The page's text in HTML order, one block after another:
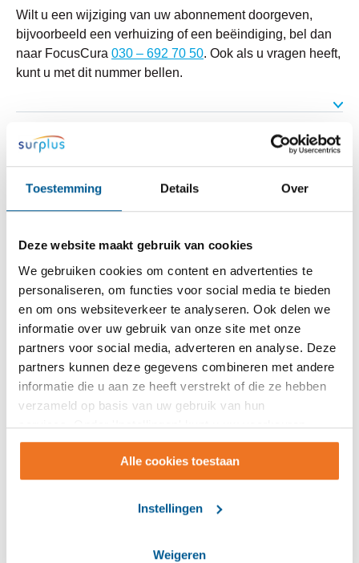
Toestemming Details Over
Deze website maakt gebruik van cookies
We gebruiken cookies om content en advertenties te
personaliseren, om functies voor social media te bieden
en om ons websiteverkeer te analyseren. Ook delen we
informatie over uw gebruik van onze site met onze
partners voor social media, adverteren en analyse. Deze
partners kunnen deze gegevens combineren met andere
informatie die u aan ze heeft verstrekt of die ze hebben
verzameld op basis van uw gebruik van hun
services. Onder 'Instellingen' kunt u uw voorkeuren
wijzigen.
Alle cookies toestaan
Instellingen
Weigeren
Bij u thuis
Cliëntinformatie
Buddyhulp
Klussendienst / Repair Café
Maaltijdenservice
Personenalarmering en sleutelkluis
Thuisbegeleiding
Thuisondersteuning
Wijkverpleging
Volledig pakket thuis
Vrijwilligers Palliatieve Terminale Zorg
Tarieven particulier en PGB
Wilt u een wijziging van uw abonnement doorgeven,
bijvoorbeeld een verhuizing of een beëindiging, bel dan
naar FocusCura 030 – 692 70 50. Ook als u vragen heeft,
kunt u met dit nummer bellen.